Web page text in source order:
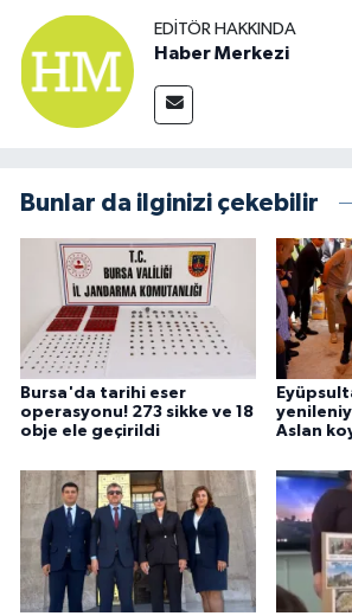
EDITÖR HAKKINDA
Haber Merkezi
Bunlar da ilginizi çekebilir
Bursa'da tarihi eser
operasyonu! 273 sikke ve 18
obje ele geçirildi
Aslan